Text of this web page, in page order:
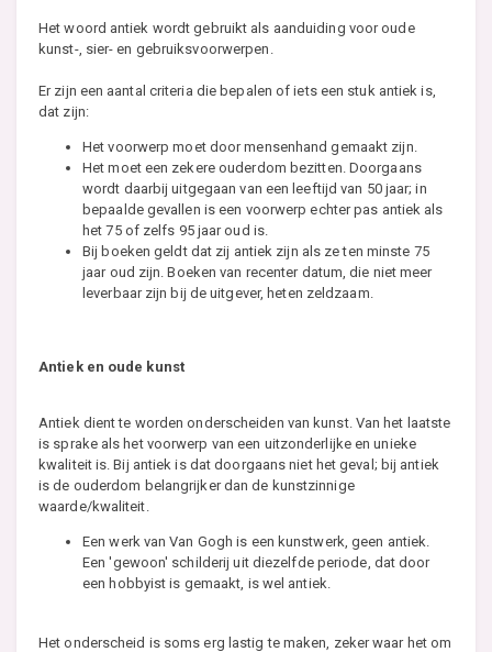
Het woord antiek wordt gebruikt als aanduiding voor oude
kunst-, sier- en gebruiksvoorwerpen.
Er zijn een aantal criteria die bepalen of iets een stuk antiek is,
dat zijn:
Het voorwerp moet door mensenhand gemaakt zijn.
Het moet een zekere ouderdom bezitten. Doorgaans
wordt daarbij uitgegaan van een leeftijd van 50 jaar; in
bepaalde gevallen is een voorwerp echter pas antiek als
het 75 of zelfs 95 jaar oud is.
Bij boeken geldt dat zij antiek zijn als ze ten minste 75
jaar oud zijn. Boeken van recenter datum, die niet meer
leverbaar zijn bij de uitgever, heten zeldzaam.
Antiek en oude kunst
Antiek dient te worden onderscheiden van kunst. Van het laatste
is sprake als het voorwerp van een uitzonderlijke en unieke
kwaliteit is. Bij antiek is dat doorgaans niet het geval; bij antiek
is de ouderdom belangrijker dan de kunstzinnige
waarde/kwaliteit.
Een werk van Van Gogh is een kunstwerk, geen antiek.
Een 'gewoon' schilderij uit diezelfde periode, dat door
een hobbyist is gemaakt, is wel antiek.
Het onderscheid is soms erg lastig te maken, zeker waar het om